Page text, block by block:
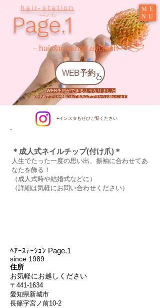
ME
NU
hair-station
Page.1
ページ.ワン
WEB予約ができるようなりました
​(※予約アプリを登録されてる方はアプリからお願いします)
WEB予約
​ ⇦インスタもぜひご覧ください
​－hair.facial.nail.eyelash－
＊成人式ネイルチップ(付け爪) ＊
人生でたった一度の思い出、振袖に合わせてあ
なたを飾る！
（成人式時や結婚式などに）
（詳細は気軽にお問い合わせください）
ﾍｱｰｽﾃｰｼｮﾝ Page.1
since 1989
住所
お気軽にお越しください
〒441-1634
愛知県新城市
長篠字宮ノ前10-2